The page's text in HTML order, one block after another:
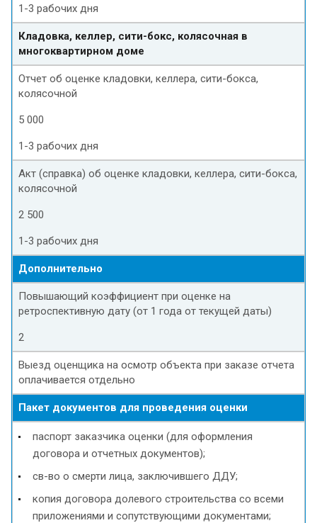
1-3 рабочих дня
Кладовка, келлер, сити-бокс, колясочная в
многоквартирном доме
Отчет об оценке кладовки, келлера, сити-бокса,
колясочной
5 000
1-3 рабочих дня
Акт (справка) об оценке кладовки, келлера, сити-бокса,
колясочной
2 500
1-3 рабочих дня
Дополнительно
Повышающий коэффициент при оценке на
ретроспективную дату (от 1 года от текущей даты)
2
Выезд оценщика на осмотр объекта при заказе отчета
оплачивается отдельно
Пакет документов для проведения оценки
паспорт заказчика оценки (для оформления
договора и отчетных документов);
св-во о смерти лица, заключившего ДДУ;
копия договора долевого строительства со всеми
приложениями и сопутствующими документами;